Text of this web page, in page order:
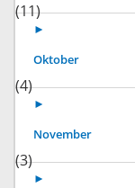
(11)
►
Oktober
(4)
►
November
(3)
►